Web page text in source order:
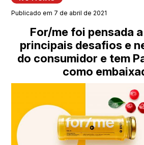
Publicado em 7 de abril de 2021
For/me foi pensada
principais desafios e
do consumidor e tem
como